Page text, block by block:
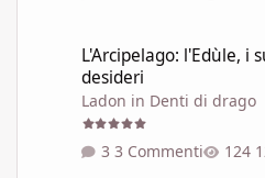
L'Arcipelago: l'Edùle, i
desideri
Ladon in Denti di drago
3 Commenti